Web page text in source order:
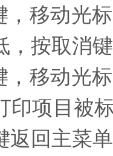
动光标
，按取消
动光标
印项目被
返回主菜